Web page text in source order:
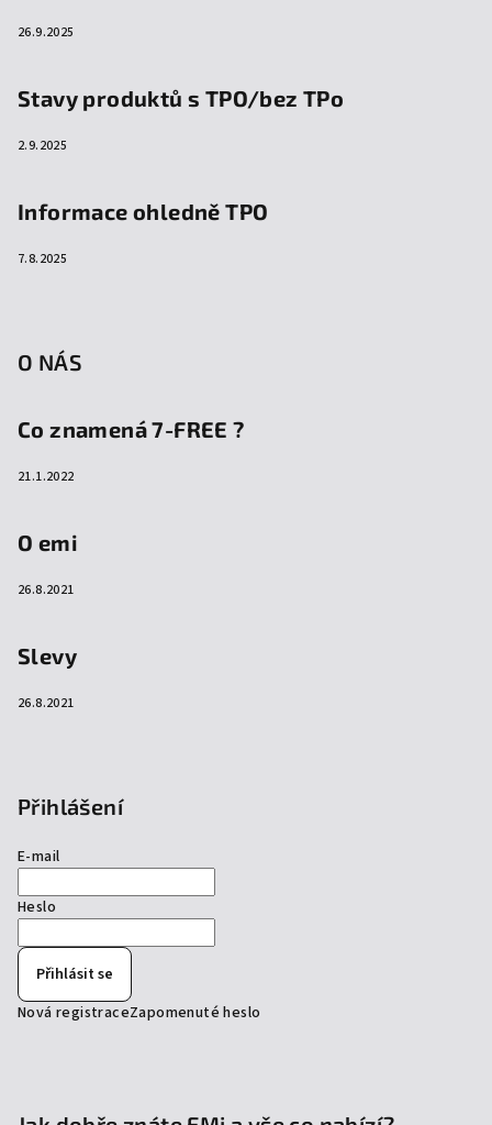
26.9.2025
Stavy produktů s TPO/bez TPo
2.9.2025
Informace ohledně TPO
7.8.2025
O NÁS
Co znamená 7-FREE ?
21.1.2022
O emi
26.8.2021
Slevy
26.8.2021
Přihlášení
E-mail
Heslo
Přihlásit se
Nová registraceZapomenuté heslo